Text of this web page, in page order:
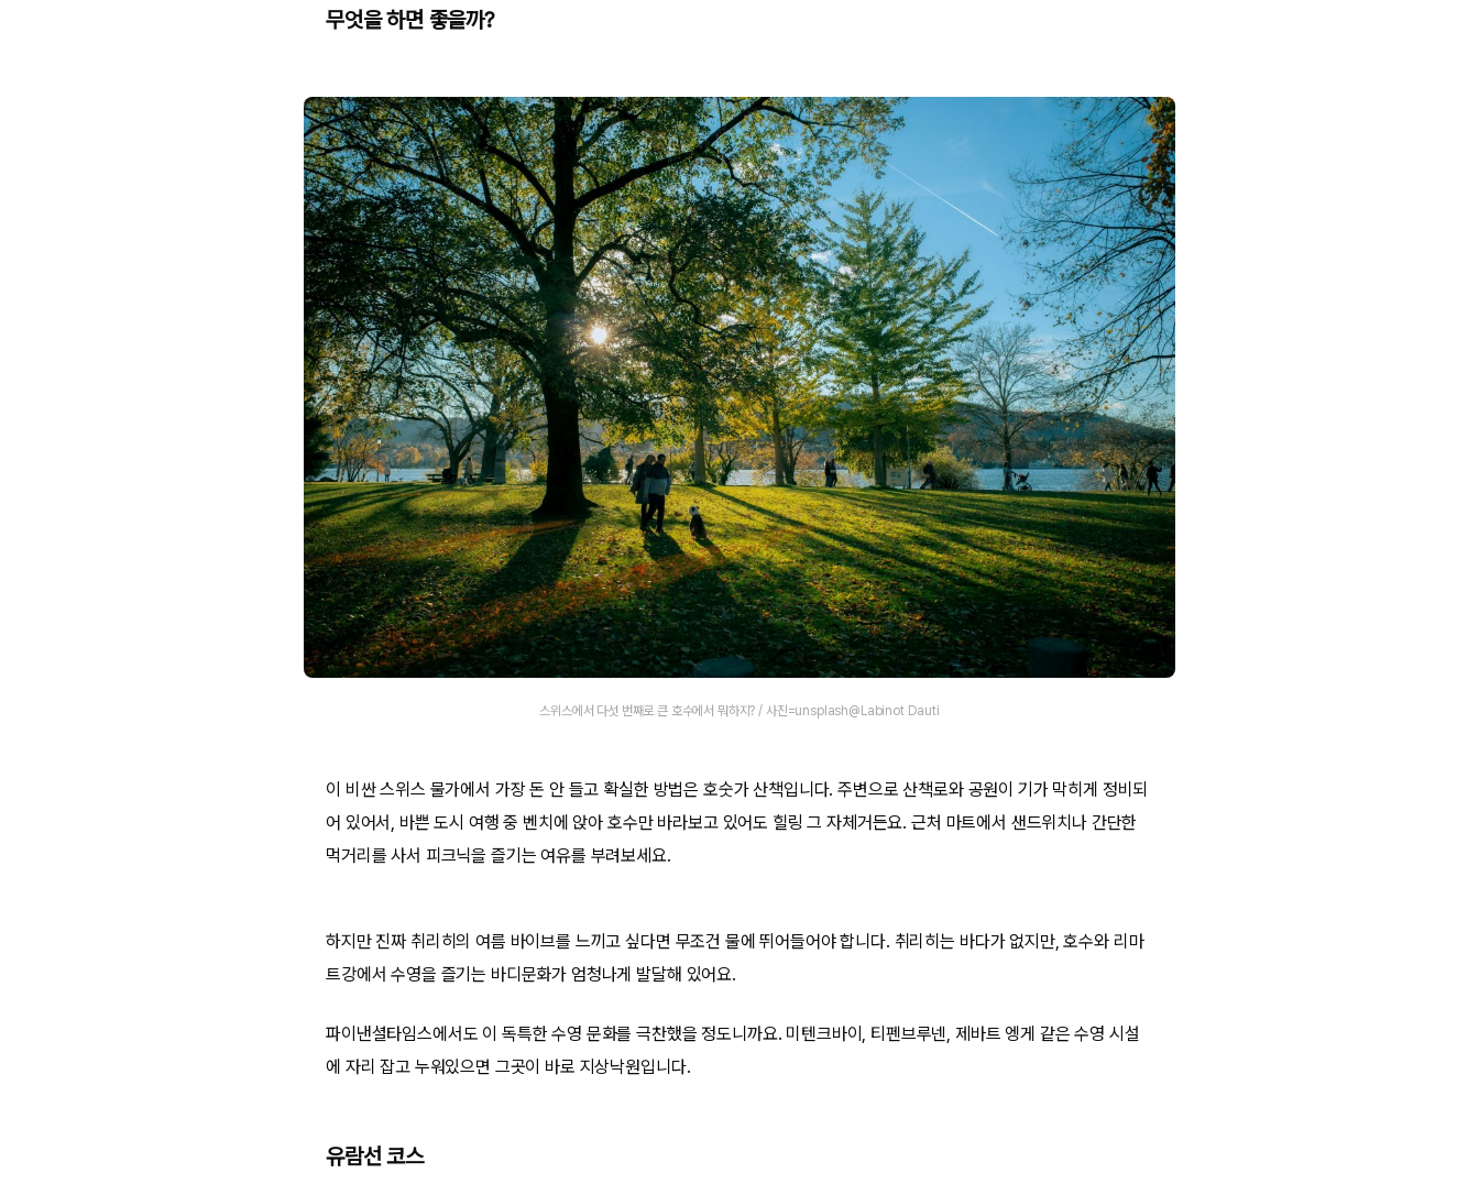
무엇을 하면 좋을까?
스위스에서 다섯 번째로 큰 호수에서 뭐하지? / 사진=unsplash@Labinot Dauti
이 비싼 스위스 물가에서 가장 돈 안 들고 확실한 방법은 호숫가 산책입니다. 주변으로 산책로와 공원이 기가 막히게 정비되
어 있어서, 바쁜 도시 여행 중 벤치에 앉아 호수만 바라보고 있어도 힐링 그 자체거든요. 근처 마트에서 샌드위치나 간단한
먹거리를 사서 피크닉을 즐기는 여유를 부려보세요.
하지만 진짜 취리히의 여름 바이브를 느끼고 싶다면 무조건 물에 뛰어들어야 합니다. 취리히는 바다가 없지만, 호수와 리마
트강에서 수영을 즐기는 바디문화가 엄청나게 발달해 있어요.
파이낸셜타임스에서도 이 독특한 수영 문화를 극찬했을 정도니까요. 미텐크바이, 티펜브루넨, 제바트 엥게 같은 수영 시설
에 자리 잡고 누워있으면 그곳이 바로 지상낙원입니다.
유람선 코스